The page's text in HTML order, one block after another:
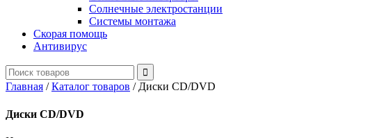
Солнечные электростанции
Системы монтажа
Скорая помощь
Антивирус
Главная /Каталог товаров / Диски CD/DVD
Диски CD/DVD